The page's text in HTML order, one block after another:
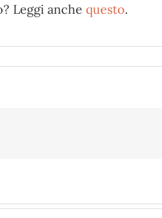
Leggi anche questo.